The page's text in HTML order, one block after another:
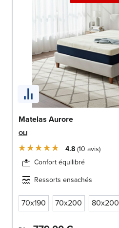
Matelas Aurore
OLI
4.8 10 avis
Confort équilibré
Ressorts ensachés
70x190 70x200 80x200